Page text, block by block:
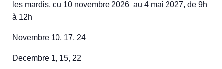
les mardis, du 10 novembre 2026 au 4 mai 2027, de 9h
à 12h
Novembre 10, 17, 24
Decembre 1, 15, 22